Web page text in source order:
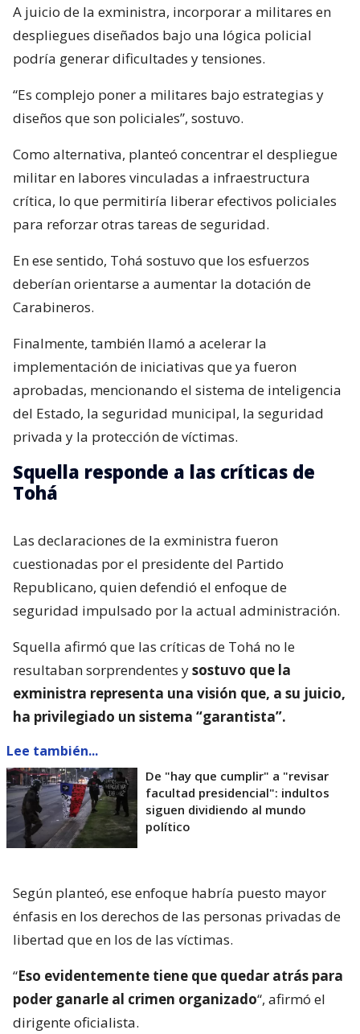
A juicio de la exministra, incorporar a militares en
despliegues diseñados bajo una lógica policial
podría generar dificultades y tensiones.
“Es complejo poner a militares bajo estrategias y
diseños que son policiales”, sostuvo.
Como alternativa, planteó concentrar el despliegue
militar en labores vinculadas a infraestructura
crítica, lo que permitiría liberar efectivos policiales
para reforzar otras tareas de seguridad.
En ese sentido, Tohá sostuvo que los esfuerzos
deberían orientarse a aumentar la dotación de
Carabineros.
Finalmente, también llamó a acelerar la
implementación de iniciativas que ya fueron
aprobadas, mencionando el sistema de inteligencia
del Estado, la seguridad municipal, la seguridad
privada y la protección de víctimas.
Squella responde a las críticas de
Tohá
Las declaraciones de la exministra fueron
cuestionadas por el presidente del Partido
Republicano, quien defendió el enfoque de
seguridad impulsado por la actual administración.
Squella afirmó que las críticas de Tohá no le
resultaban sorprendentes ysostuvo que la
exministra representa una visión que, a su juicio,
ha privilegiado un sistema “garantista”.
Lee también...
De "hay que cumplir" a "revisar
facultad presidencial": indultos
siguen dividiendo al mundo
político
Según planteó, ese enfoque habría puesto mayor
énfasis en los derechos de las personas privadas de
libertad que en los de las víctimas.
“Eso evidentemente tiene que quedar atrás para
poder ganarle al crimen organizado“, afirmó el
dirigente oficialista.